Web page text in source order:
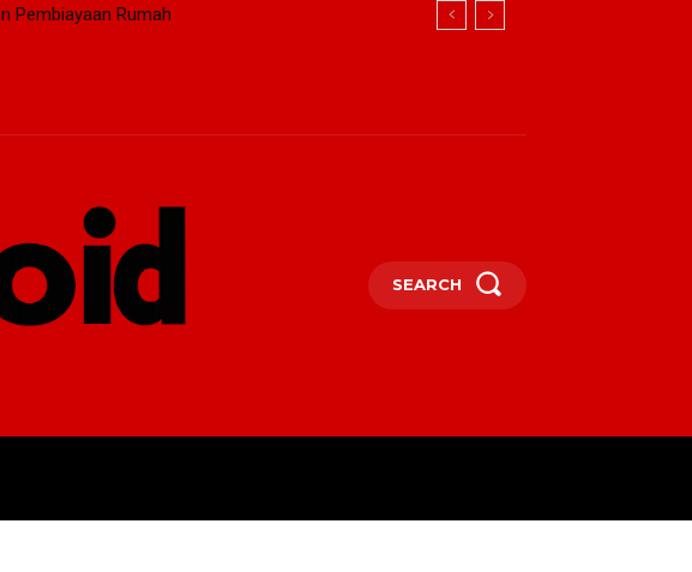
Pembiayaan Rumah
SEARCH